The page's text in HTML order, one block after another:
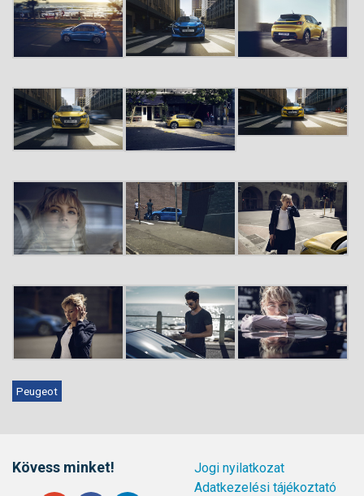
Peugeot
Kövess minket!
Jogi nyilatkozat
Adatkezelési tájékoztató